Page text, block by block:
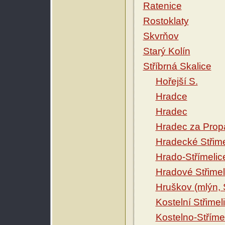
Ratenice
Rostoklaty
Skvrňov
Starý Kolín
Stříbrná Skalice
Hořejší S.
Hradce
Hradec
Hradec za
Hradecké
Hrado-
Hradové
Hruškov (mlýn,
Kostelní
Kostelno-